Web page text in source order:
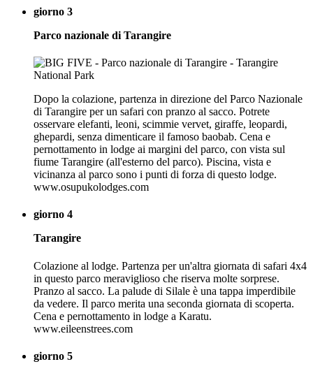
giorno 3
Parco nazionale di Tarangire
Dopo la colazione, partenza in direzione del Parco Nazionale
di Tarangire per un safari con pranzo al sacco. Potrete
osservare elefanti, leoni, scimmie vervet, giraffe, leopardi,
ghepardi, senza dimenticare il famoso baobab. Cena e
pernottamento in lodge ai margini del parco, con vista sul
fiume Tarangire (all'esterno del parco). Piscina, vista e
vicinanza al parco sono i punti di forza di questo lodge.
www.osupukolodges.com
giorno 4
Tarangire
Colazione al lodge. Partenza per un'altra giornata di safari 4x4
in questo parco meraviglioso che riserva molte sorprese.
Pranzo al sacco. La palude di Silale è una tappa imperdibile
da vedere. Il parco merita una seconda giornata di scoperta.
Cena e pernottamento in lodge a Karatu.
www.eileenstrees.com
giorno 5